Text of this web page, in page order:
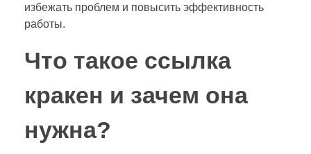
избежать проблем и повысить эффективность
работы.
Что такое ссылка
кракен и зачем она
нужна?